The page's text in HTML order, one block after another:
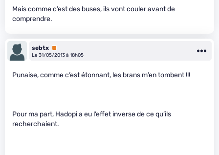
Mais comme c’est des buses, ils vont couler avant de
comprendre.
sebtx Premium
Le 31/05/2013 à 18h05
Punaise, comme c’est étonnant, les brans m’en tombent !!!
Pour ma part, Hadopi a eu l’effet inverse de ce qu’ils
recherchaient.